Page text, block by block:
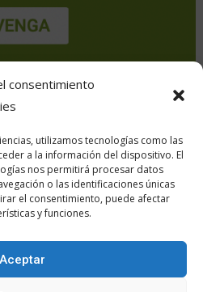
consentimiento
utilizamos tecnologías como las
a la información del dispositivo. El
nos permitirá procesar datos
o las identificaciones únicas
el consentimiento, puede afectar
y funciones.
Aceptar
Madrid